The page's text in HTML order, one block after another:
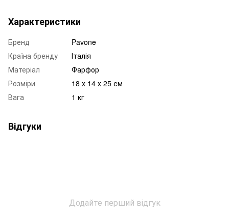
Характеристики
Бренд
Pavone
Країна бренду
Італія
Матеріал
Фарфор
Розміри
18 х 14 х 25 см
Вага
1 кг
Відгуки
Додайте перший відгук